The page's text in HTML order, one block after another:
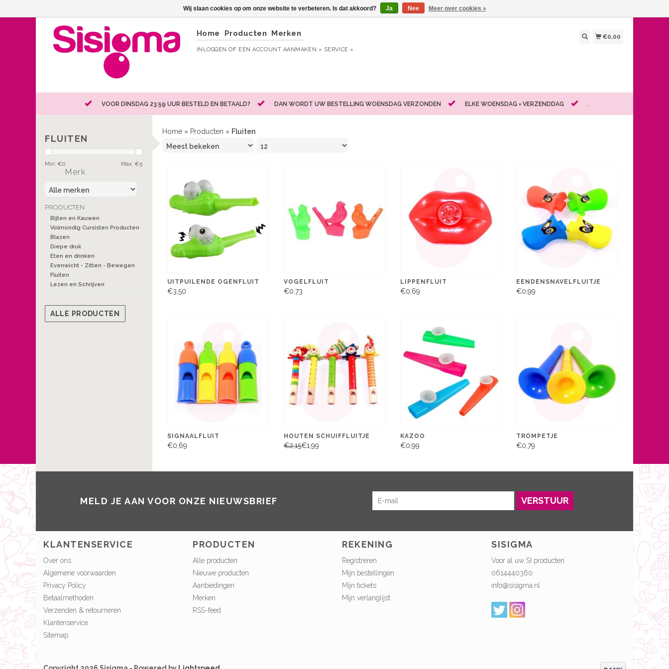
Home Producten Merken
INLOGGEN OF EEN ACCOUNT AANMAKEN » SERVICE »
€0,00
VOOR DINSDAG 23:59 UUR BESTELD EN BETAALD? DAN WORDT UW BESTELLING WOENSDAG VERZONDEN ELKE WOENSDAG = VERZENDDAG .
FLUITEN
Min: €0 Max: €5
Merk
PRODUCTEN
Bijten en Kauwen
Volmondig Cursisten Producten
Blazen
Diepe druk
Eten en drinken
Evenwicht - Zitten - Bewegen
Fluiten
Lezen en Schrijven
ALLE PRODUCTEN
Home » Producten » Fluiten
UITPUILENDE OGENFLUIT
€3,50
VOGELFLUIT
€0,73
LIPPENFLUIT
€0,69
EENDENSNAVELFLUITJE
€0,99
SIGNAALFLUIT
€0,69
HOUTEN SCHUIFFLUITJE
€2,15€1,99
KAZOO
€0,99
TROMPETJE
€0,79
MELD JE AAN VOOR ONZE NIEUWSBRIEF VERSTUUR
KLANTENSERVICE
Over ons
Algemene voorwaarden
Privacy Policy
Betaalmethoden
Verzenden & retourneren
Klantenservice
Sitemap
PRODUCTEN
Alle producten
Nieuwe producten
Aanbiedingen
Merken
RSS-feed
REKENING
Registreren
Mijn bestellingen
Mijn tickets
Mijn verlanglijst
SISIGMA
Voor al uw SI producten
0614440360
info@sisigma.nl
Wij slaan cookies op om onze website te verbeteren. Is dat akkoord? Ja Nee Meer over cookies »